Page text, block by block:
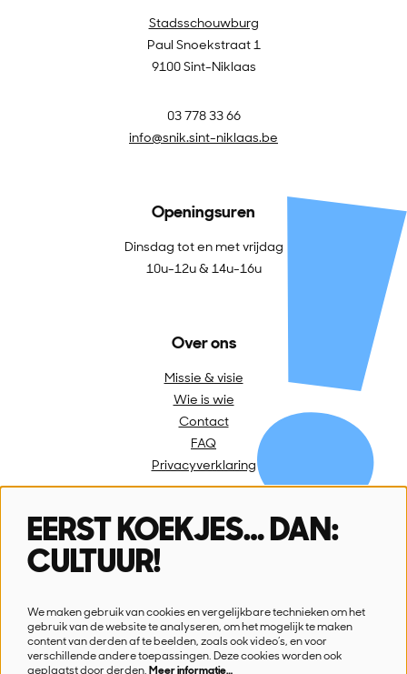
Stadsschouwburg
Paul Snoekstraat 1
9100 Sint-Niklaas
03 778 33 66
info@snik.sint-niklaas.be
Openingsuren
Dinsdag tot en met vrijdag
10u-12u & 14u-16u
Over ons
Missie & visie
Wie is wie
Contact
FAQ
Privacyverklaring
Volg ons
Schrijf je in voor onze nieuwsbrief
EERST KOEKJES… DAN:
CULTUUR!
We maken gebruik van cookies en vergelijkbare technieken om het
gebruik van de website te analyseren, om het mogelijk te maken
content van derden af te beelden, zoals ook video’s, en voor
verschillende andere toepassingen. Deze cookies worden ook
geplaatst door derden.Meer informatie…